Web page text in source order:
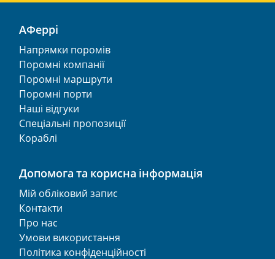
АФеррі
Напрямки поромів
Поромні компанії
Поромні маршрути
Поромні порти
Наші відгуки
Спеціальні пропозиції
Кораблі
Допомога та корисна інформація
Мій обліковий запис
Контакти
Про нас
Умови використання
Політика конфіденційності